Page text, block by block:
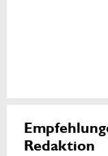
Redaktion